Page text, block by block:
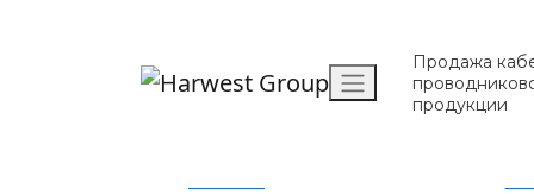
Продажа
продукции